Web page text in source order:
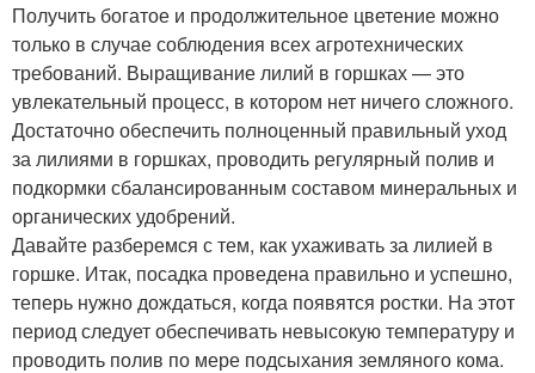
Получить богатое и продолжительное цветение можно
только в случае соблюдения всех агротехнических
требований. Выращивание лилий в горшках — это
увлекательный процесс, в котором нет ничего сложного.
Достаточно обеспечить полноценный правильный уход
за лилиями в горшках, проводить регулярный полив и
подкормки сбалансированным составом минеральных и
органических удобрений.
Давайте разберемся с тем, как ухаживать за лилией в
горшке. Итак, посадка проведена правильно и успешно,
теперь нужно дождаться, когда появятся ростки. На этот
период следует обеспечивать невысокую температуру и
проводить полив по мере подсыхания земляного кома.